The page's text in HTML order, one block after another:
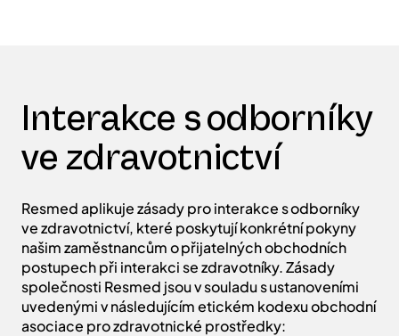
Interakce s odborníky
ve zdravotnictví
Resmed aplikuje zásady pro interakce s odborníky
ve zdravotnictví, které poskytují konkrétní pokyny
našim zaměstnancům o přijatelných obchodních
postupech při interakci se zdravotníky. Zásady
společnosti Resmed jsou v souladu s ustanoveními
uvedenými v následujícím etickém kodexu obchodní
asociace pro zdravotnické prostředky: